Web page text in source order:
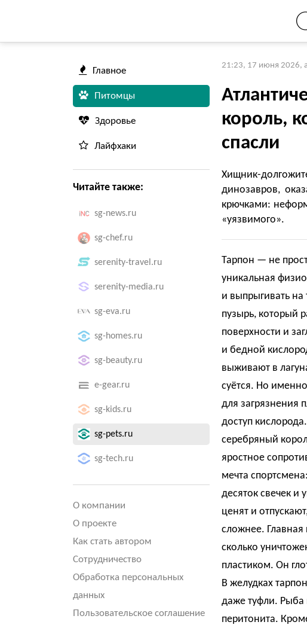
Главное
Питомцы
Здоровье
Лайфхаки
Читайте также:
sg-news.ru
sg-chef.ru
serenity-travel.ru
serenity-media.ru
sg-eva.ru
sg-homes.ru
sg-beauty.ru
e-gear.ru
sg-kids.ru
sg-pets.ru
sg-tech.ru
О компании
О проекте
Как стать автором
Сотрудничество
Обработка персональных
данных
Пользовательское соглашение
21:23, 17 июня 2026,
король,
спасли
Хищник-
динозавров,
крючками:
«уязвимого».
Тарпон — не
уникальная
и выпрыгивать на
пузырь, который
поверхности и
и бедной
выживают в
суётся. Но
для загрязнения
доступ
серебряный
яростное
мечта
десяток свечек и
ценят и
сложнее.
сколько
пластиком. Он
В желудках
даже туфли. Рыба
перитонита.